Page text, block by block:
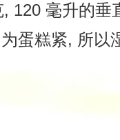
120 毫升的垂
蛋糕紧, 所以